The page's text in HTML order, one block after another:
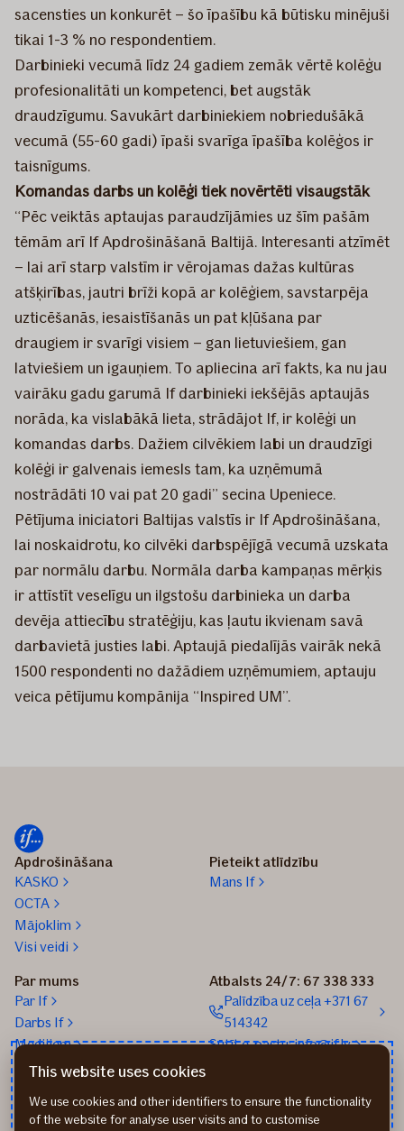
sacensties un konkurēt – šo īpašību kā būtisku minējuši
tikai 1-3 % no respondentiem.
Darbinieki vecumā līdz 24 gadiem zemāk vērtē kolēģu
profesionalitāti un kompetenci, bet augstāk
draudzīgumu. Savukārt darbiniekiem nobriedušākā
vecumā (55-60 gadi) īpaši svarīga īpašība kolēģos ir
taisnīgums.
Komandas darbs un kolēģi tiek novērtēti visaugstāk
“Pēc veiktās aptaujas paraudzījāmies uz šīm pašām
tēmām arī If Apdrošināšanā Baltijā. Interesanti atzīmēt
– lai arī starp valstīm ir vērojamas dažas kultūras
atšķirības, jautri brīži kopā ar kolēģiem, savstarpēja
uzticēšanās, iesaistīšanās un pat kļūšana par
draugiem ir svarīgi visiem – gan lietuviešiem, gan
latviešiem un igauņiem. To apliecina arī fakts, ka nu jau
vairāku gadu garumā If darbinieki iekšējās aptaujās
norāda, ka vislabākā lieta, strādājot If, ir kolēģi un
komandas darbs. Dažiem cilvēkiem labi un draudzīgi
kolēģi ir galvenais iemesls tam, ka uzņēmumā
nostrādāti 10 vai pat 20 gadi” secina Upeniece.
Pētījuma iniciatori Baltijas valstīs ir If Apdrošināšana,
lai noskaidrotu, ko cilvēki darbspējīgā vecumā uzskata
par normālu darbu. Normāla darba kampaņas mērķis
ir attīstīt veselīgu un ilgstošu darbinieka un darba
devēja attiecību stratēģiju, kas ļautu ikvienam savā
darbavietā justies labi. Aptaujā piedalījās vairāk nekā
1500 respondenti no dažādiem uzņēmumiem, aptauju
veica pētījumu kompānija “Inspired UM”.
Apdrošināšana
KASKO
OCTA
Mājoklim
Visi veidi
Pieteikt atlīdzību
Mans If
Par mums
Par If
Darbs If
Medijiem
Blogs
Atbalsts 24/7: 67 338 333
Palīdzība uz ceļa +371 67
514342
Sūtīt e-pastu: info@if.lv
izplatītāji
This website uses cookies
We use cookies and other identifiers to ensure the functionality
of the website for analyse user visits and to customise